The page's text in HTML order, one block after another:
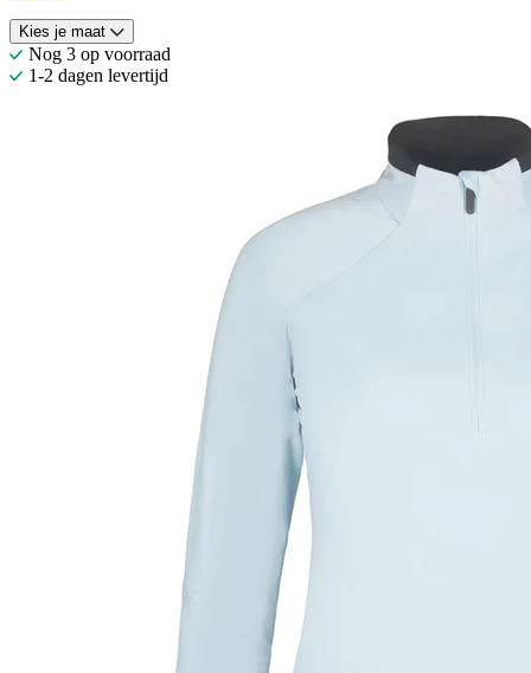
Kies je maat
Nog 3 op voorraad
1-2 dagen levertijd